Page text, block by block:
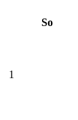
So
1